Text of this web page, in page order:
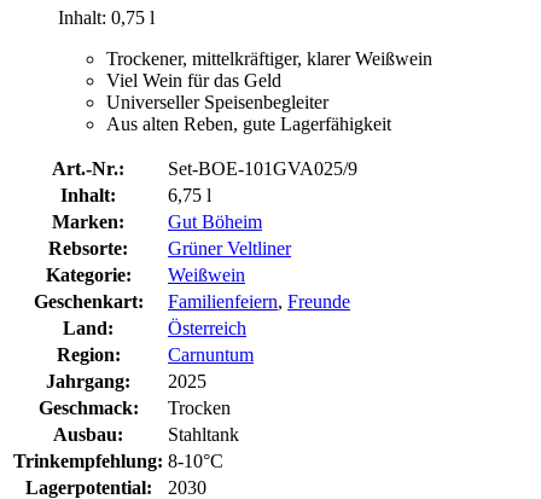
Inhalt: 0,75 l
Trockener, mittelkräftiger, klarer Weißwein
Viel Wein für das Geld
Universeller Speisenbegleiter
Aus alten Reben, gute Lagerfähigkeit
Art.-Nr.:
Set-BOE-101GVA025/9
Inhalt:
6,75 l
Marken:
Gut Böheim
Rebsorte:
Grüner Veltliner
Kategorie:
Weißwein
Geschenkart:
Familienfeiern, Freunde
Land:
Österreich
Region:
Carnuntum
Jahrgang:
2025
Geschmack:
Trocken
Ausbau:
Stahltank
Trinkempfehlung: 8-10°C
Lagerpotential:
2030